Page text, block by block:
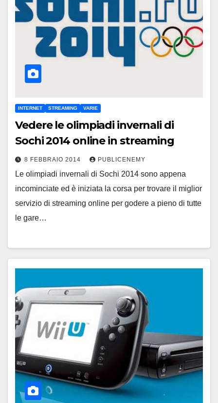
INTERNET STREAMING VARIE
Vedere le olimpiadi invernali di
Sochi 2014 online in streaming
8 FEBBRAIO 2014 PUBLICENEMY
Le olimpiadi invernali di Sochi 2014 sono appena
incominciate ed è iniziata la corsa per trovare il miglior
servizio di streaming online per godere a pieno di tutte
le gare…